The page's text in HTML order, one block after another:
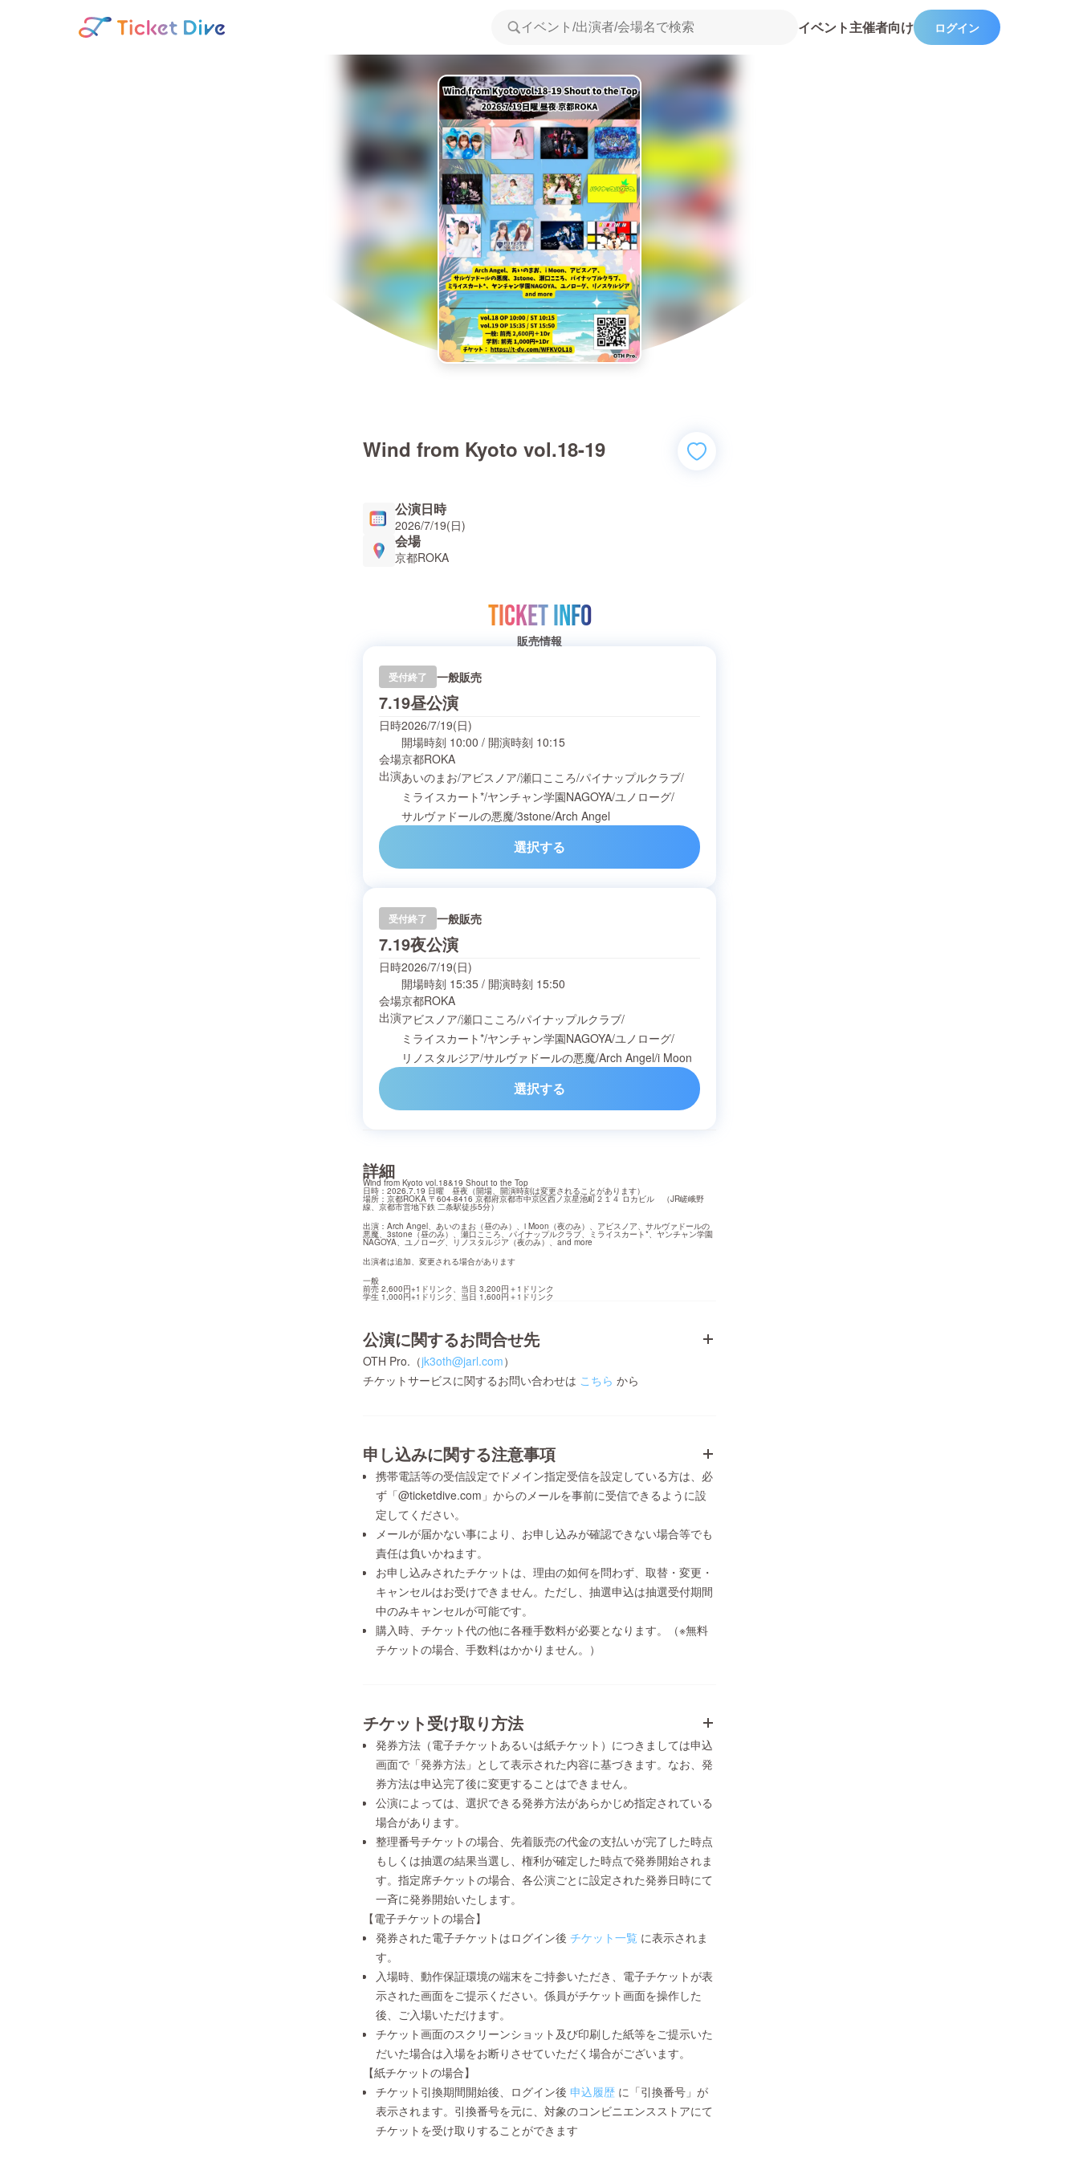
イベント主催者向け ログイン
Wind from Kyoto vol.18-19
公演日時
2026/7/19(日)
会場
京都ROKA
TICKET INFO
販売情報
受付終了 一般販売
7.19昼公演
日時2026/7/19(日)
開場時刻 10:00 / 開演時刻 10:15
会場京都ROKA
出演あいのまお/アビスノア/瀬口こころ/パイナップルクラブ/
ミライスカート*/ヤンチャン学園NAGOYA/ユノローグ/
サルヴァドールの悪魔/3stone/Arch Angel
選択する
受付終了 一般販売
7.19夜公演
日時2026/7/19(日)
開場時刻 15:35 / 開演時刻 15:50
会場京都ROKA
出演アビスノア/瀬口こころ/パイナップルクラブ/
ミライスカート*/ヤンチャン学園NAGOYA/ユノローグ/
リノスタルジア/サルヴァドールの悪魔/Arch Angel/i Moon
選択する
詳細
Wind from Kyoto vol.18&19 Shout to the Top
日時：2026.7.19 日曜　昼夜（開場、開演時刻は変更されることがあります）
場所：京都ROKA 〒604-8416 京都府京都市中京区西ノ京星池町２１４ ロカビル　（JR嵯峨野
線、京都市営地下鉄 二条駅徒歩5分）
出演：Arch Angel、あいのまお（昼のみ）、i Moon（夜のみ）、アビスノア、サルヴァドールの
悪魔、3stone（昼のみ）、瀬口こころ、パイナップルクラブ、ミライスカート*、ヤンチャン学園
NAGOYA、ユノローグ、リノスタルジア（夜のみ）、and more
出演者は追加、変更される場合があります
一般
前売 2,600円+1ドリンク、当日 3,200円＋1ドリンク
学生 1,000円+1ドリンク、当日 1,600円＋1ドリンク
公演に関するお問合せ先
OTH Pro.（jk3oth@jarl.com）
チケットサービスに関するお問い合わせは こちら から
申し込みに関する注意事項
携帯電話等の受信設定でドメイン指定受信を設定している方は、必
ず「@ticketdive.com」からのメールを事前に受信できるように設
定してください。
メールが届かない事により、お申し込みが確認できない場合等でも
責任は負いかねます。
お申し込みされたチケットは、理由の如何を問わず、取替・変更・
キャンセルはお受けできません。ただし、抽選申込は抽選受付期間
中のみキャンセルが可能です。
購入時、チケット代の他に各種手数料が必要となります。（※無料
チケットの場合、手数料はかかりません。）
チケット受け取り方法
発券方法（電子チケットあるいは紙チケット）につきましては申込
画面で「発券方法」として表示された内容に基づきます。なお、発
券方法は申込完了後に変更することはできません。
公演によっては、選択できる発券方法があらかじめ指定されている
場合があります。
整理番号チケットの場合、先着販売の代金の支払いが完了した時点
もしくは抽選の結果当選し、権利が確定した時点で発券開始されま
す。指定席チケットの場合、各公演ごとに設定された発券日時にて
一斉に発券開始いたします。
【電子チケットの場合】
発券された電子チケットはログイン後 チケット一覧 に表示されま
す。
入場時、動作保証環境の端末をご持参いただき、電子チケットが表
示された画面をご提示ください。係員がチケット画面を操作した
後、ご入場いただけます。
チケット画面のスクリーンショット及び印刷した紙等をご提示いた
だいた場合は入場をお断りさせていただく場合がございます。
【紙チケットの場合】
チケット引換期間開始後、ログイン後 申込履歴 に「引換番号」が
表示されます。引換番号を元に、対象のコンビニエンスストアにて
チケットを受け取りすることができます